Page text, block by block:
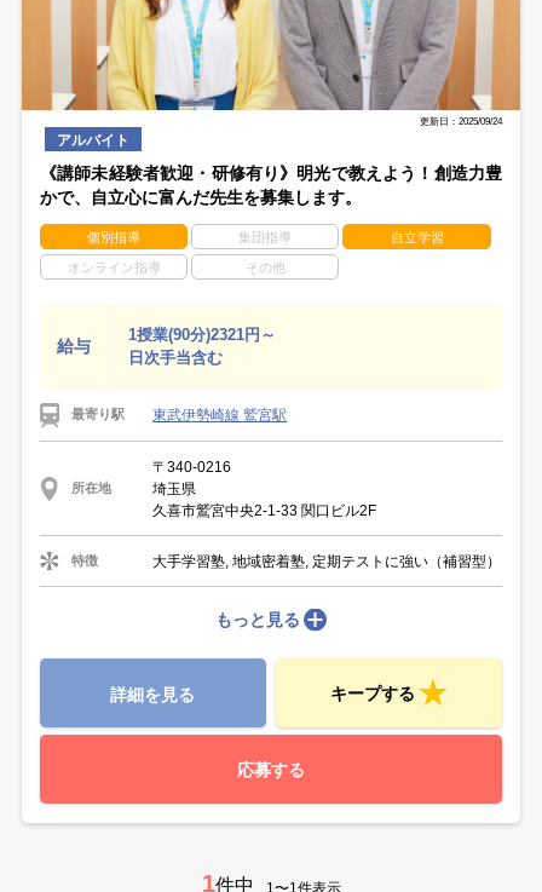
更新日：2025/09/24
アルバイト
《講師未経験者歓迎・研修有り》明光で教えよう！創造力豊
かで、自立心に富んだ先生を募集します。
個別指導 集団指導 自立学習
オンライン指導 その他
給与
1授業(90分)2321円～
日次手当含む
最寄り駅 東武伊勢崎線 鷲宮駅
所在地
〒340-0216
埼玉県
久喜市鷲宮中央2-1-33 関口ビル2F
特徴 大手学習塾, 地域密着塾, 定期テストに強い（補習型）
もっと見る
詳細を見る キープする
応募する
1件中